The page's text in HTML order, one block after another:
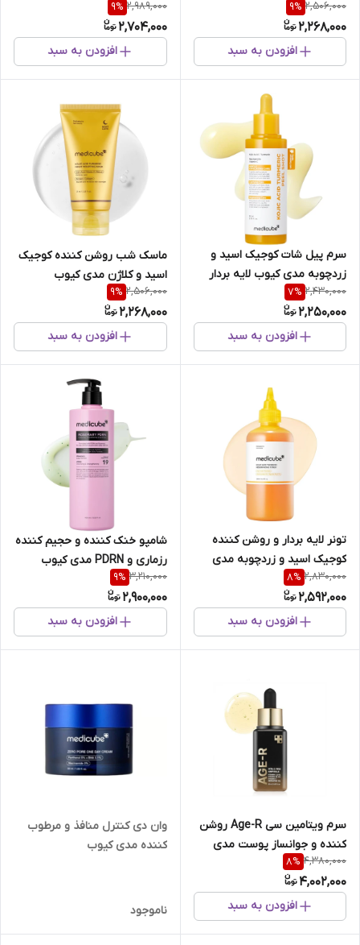
2,506,000
9%
2,268,000
افزودن به سبد
روشن کننده پوست
2,989,000
9%
2,704,000
افزودن به سبد
سرم پیل شات کوجیک اسید و
زردچوبه مدی کیوب لایه بردار
ملایم و روشن کننده قوی پوست
2,430,000
7%
2,250,000
افزودن به سبد
ماسک شب روشن کننده کوجیک
اسید و کلاژن مدی کیوب
2,506,000
9%
2,268,000
افزودن به سبد
تونر لایه بردار و روشن کننده
کوجیک اسید و زردچوبه مدی
کیوب
2,830,000
8%
2,592,000
افزودن به سبد
شامپو خنک کننده و حجیم کننده
رزماری و PDRN مدی کیوب
3,210,000
9%
2,900,000
افزودن به سبد
سرم ویتامین سی Age-R روشن
کننده و جوانساز پوست مدی
کیوب
4,380,000
8%
4,002,000
افزودن به سبد
وان دی کنترل منافذ و مرطوب
کننده مدی کیوب
ناموجود